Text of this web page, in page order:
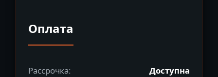
Оплата
Рассрочка: Доступна